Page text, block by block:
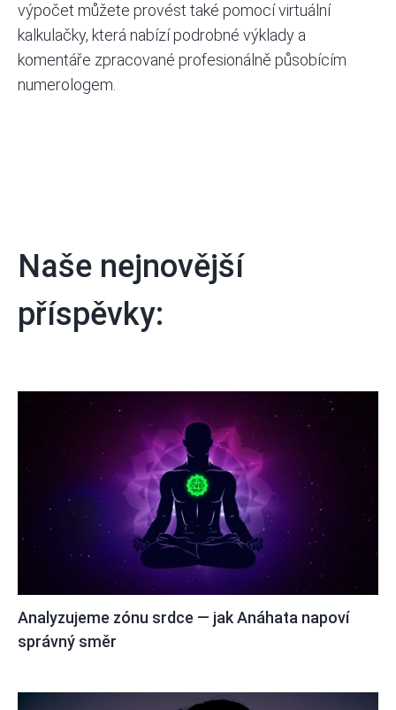
výpočet můžete provést také pomocívirtuální
kalkulačky, která nabízí podrobné výklady a
komentáře zpracované profesionálně působícím
numerologem.
Naše nejnovější
příspěvky:
Analyzujeme zónu srdce — jak Anáhata napoví
správný směr